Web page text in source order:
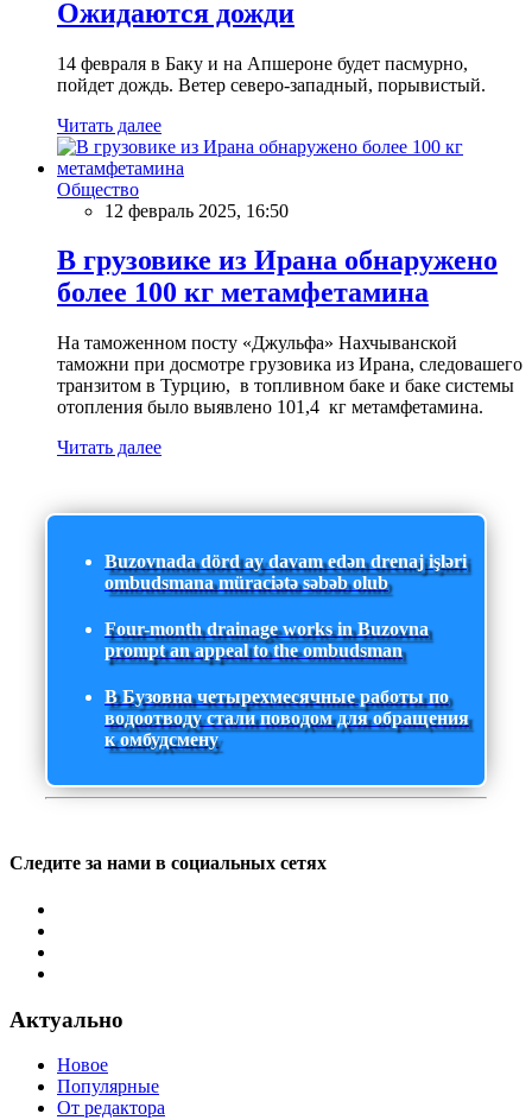
Ожидаются дожди
14 февраля в Баку и на Апшероне будет пасмурно,
пойдет дождь. Ветер северо-западный, порывистый.
Читать далее
Общество
12 февраль 2025, 16:50
В грузовике из Ирана обнаружено
более 100 кг метамфетамина
На таможенном посту «Джульфа» Нахчыванской
таможни при досмотре грузовика из Ирана, следовашего
транзитом в Турцию, в топливном баке и баке системы
отопления было выявлено 101,4 кг метамфетамина.
Читать далее
Buzovnada dörd ay davam edən drenaj işləri
ombudsmana müraciətə səbəb olub
Four-month drainage works in Buzovna
prompt an appeal to the ombudsman
В Бузовна четырехмесячные работы по
водоотводу стали поводом для обращения
к омбудсмену
Следите за нами в социальных сетях
Актуально
Новое
Популярные
От редактора